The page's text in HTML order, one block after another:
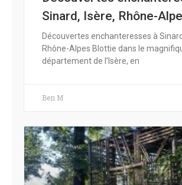
Sinard, Isère, Rhône-
Découvertes enchanteresses à
Rhône-Alpes Blottie dans le
département de l’Isère, en
Ben M